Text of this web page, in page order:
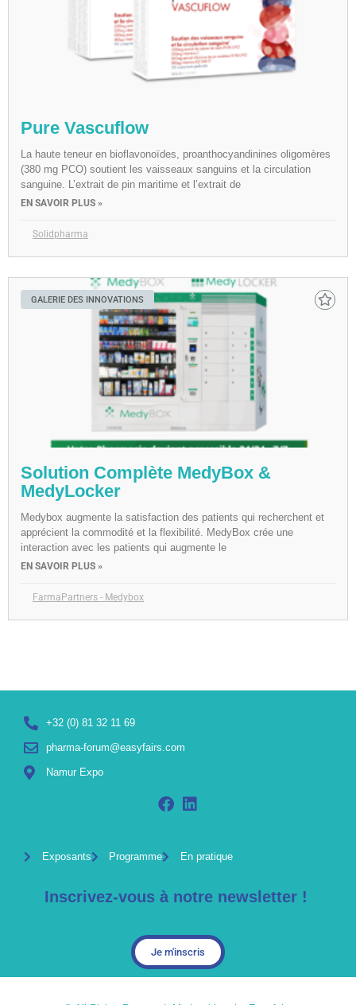
Pure Vascuflow
La haute teneur en bioflavonoïdes, proanthocyandinines oligomères
(380 mg PCO) soutient les vaisseaux sanguins et la circulation
sanguine. L’extrait de pin maritime et l’extrait de
EN SAVOIR PLUS »
Solidpharma
GALERIE DES INNOVATIONS
Solution Complète MedyBox &
MedyLocker
Medybox augmente la satisfaction des patients qui recherchent et
apprécient la commodité et la flexibilité. MedyBox crée une
interaction avec les patients qui augmente le
EN SAVOIR PLUS »
FarmaPartners - Medybox
+32 (0) 81 32 11 69
pharma-forum@easyfairs.com
Namur Expo
Exposants Programme En pratique
Inscrivez-vous à notre newsletter !
Je m'inscris